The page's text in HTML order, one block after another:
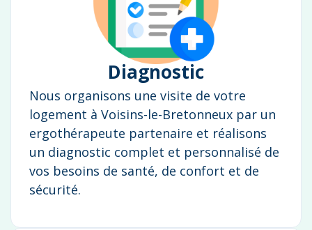
Diagnostic
Nous organisons une visite de votre
logement à Voisins-le-Bretonneux par un
ergothérapeute partenaire et réalisons
un diagnostic complet et personnalisé de
vos besoins de santé, de confort et de
sécurité.